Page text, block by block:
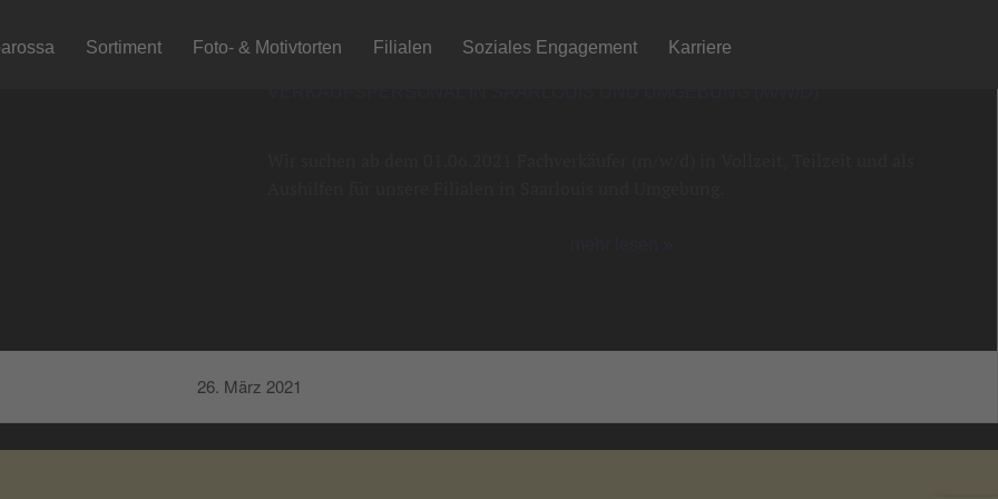
Sortiment Foto- & Motivtorten Filialen Soziales Engagement Karriere
26. März 2021